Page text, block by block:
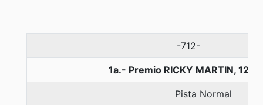
-712-
1a.- Premio RICKY MARTIN,
Pista Normal